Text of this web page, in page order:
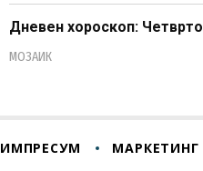
Дневен хороскоп:
МОЗАИК
ИМПРЕСУМ МАРКЕТИНГ